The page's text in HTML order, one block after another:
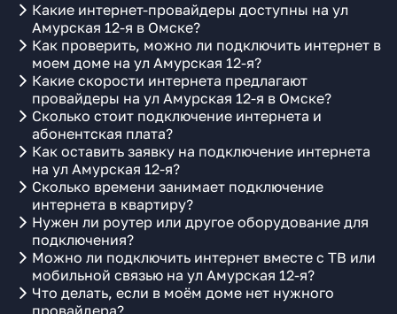
Какие интернет-провайдеры доступны на ул
Амурская 12-я в Омске?
Как проверить, можно ли подключить интернет в
моем доме на ул Амурская 12-я?
Какие скорости интернета предлагают
провайдеры на ул Амурская 12-я в Омске?
Сколько стоит подключение интернета и
абонентская плата?
Как оставить заявку на подключение интернета
на ул Амурская 12-я?
Сколько времени занимает подключение
интернета в квартиру?
Нужен ли роутер или другое оборудование для
подключения?
Можно ли подключить интернет вместе с ТВ или
мобильной связью на ул Амурская 12-я?
Что делать, если в моём доме нет нужного
провайдера?